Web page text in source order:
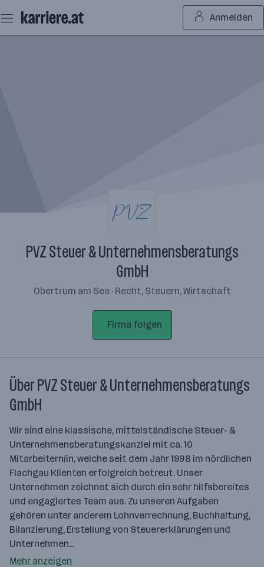
Seiteninhalt
springen
Anmelden
PVZ Steuer & Unternehmensberatungs
GmbH
Obertrum am See · Recht, Steuern, Wirtschaft
Firma folgen
Über PVZ Steuer & Unternehmensberatungs
GmbH
Wir sind eine klassische, mittelständische Steuer- &
Unternehmensberatungskanzlei mit ca. 10
Mitarbeitern/in, welche seit dem Jahr 1998 im nördlichen
Flachgau Klienten erfolgreich betreut. Unser
Unternehmen zeichnet sich durch ein sehr hilfsbereites
und engagiertes Team aus. Zu unseren Aufgaben
gehören unter anderem Lohnverrechnung, Buchhaltung,
Bilanzierung, Erstellung von Steuererklärungen und
Unternehmen…
Mehr anzeigen